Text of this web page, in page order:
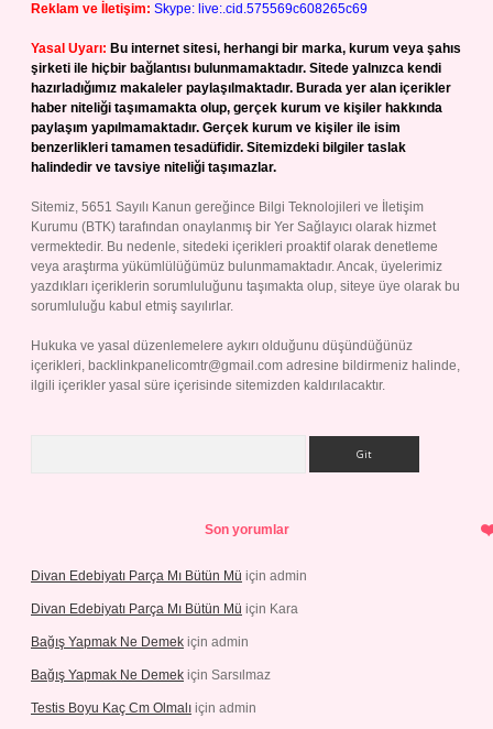
Reklam ve İletişim: Skype: live:.cid.575569c608265c69
Yasal Uyarı: Bu internet sitesi, herhangi bir marka, kurum veya şahıs
şirketi ile hiçbir bağlantısı bulunmamaktadır. Sitede yalnızca kendi
hazırladığımız makaleler paylaşılmaktadır. Burada yer alan içerikler
haber niteliği taşımamakta olup, gerçek kurum ve kişiler hakkında
paylaşım yapılmamaktadır. Gerçek kurum ve kişiler ile isim
benzerlikleri tamamen tesadüfidir. Sitemizdeki bilgiler taslak
halindedir ve tavsiye niteliği taşımazlar.
Sitemiz, 5651 Sayılı Kanun gereğince Bilgi Teknolojileri ve İletişim
Kurumu (BTK) tarafından onaylanmış bir Yer Sağlayıcı olarak hizmet
vermektedir. Bu nedenle, sitedeki içerikleri proaktif olarak denetleme
veya araştırma yükümlülüğümüz bulunmamaktadır. Ancak, üyelerimiz
yazdıkları içeriklerin sorumluluğunu taşımakta olup, siteye üye olarak bu
sorumluluğu kabul etmiş sayılırlar.
Hukuka ve yasal düzenlemelere aykırı olduğunu düşündüğünüz
içerikleri, backlinkpanelicomtr@gmail.com adresine bildirmeniz halinde,
ilgili içerikler yasal süre içerisinde sitemizden kaldırılacaktır.
Son yorumlar
Divan Edebiyatı Parça Mı Bütün Mü için admin
Divan Edebiyatı Parça Mı Bütün Mü için Kara
Bağış Yapmak Ne Demek için admin
Bağış Yapmak Ne Demek için Sarsılmaz
Testis Boyu Kaç Cm Olmalı için admin